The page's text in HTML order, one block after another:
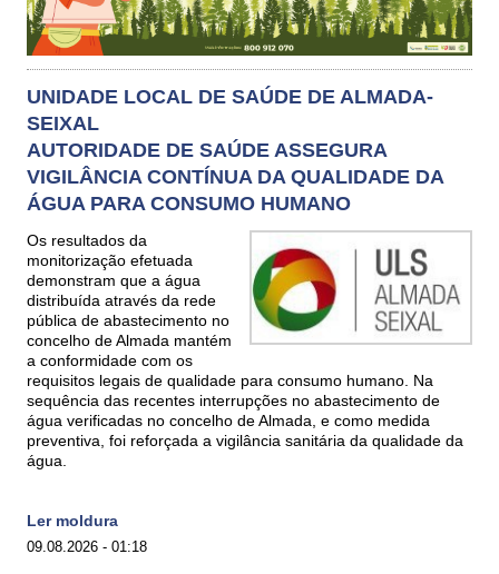
UNIDADE LOCAL DE SAÚDE DE ALMADA-
SEIXAL
AUTORIDADE DE SAÚDE ASSEGURA
VIGILÂNCIA CONTÍNUA DA QUALIDADE DA
ÁGUA PARA CONSUMO HUMANO
Os resultados da
monitorização efetuada
demonstram que a água
distribuída através da rede
pública de abastecimento no
concelho de Almada mantém
a conformidade com os
requisitos legais de qualidade para consumo humano. Na
sequência das recentes interrupções no abastecimento de
água verificadas no concelho de Almada, e como medida
preventiva, foi reforçada a vigilância sanitária da qualidade da
água.
Ler moldura
09.08.2026 - 01:18